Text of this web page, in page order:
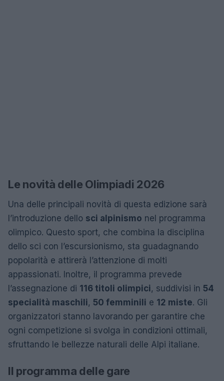
Le novità delle Olimpiadi 2026
Una delle principali novità di questa edizione sarà
l’introduzione dello sci alpinismo nel programma
olimpico. Questo sport, che combina la disciplina
dello sci con l’escursionismo, sta guadagnando
popolarità e attirerà l’attenzione di molti
appassionati. Inoltre, il programma prevede
l’assegnazione di 116 titoli olimpici, suddivisi in 54
specialità maschili, 50 femminili e 12 miste. Gli
organizzatori stanno lavorando per garantire che
ogni competizione si svolga in condizioni ottimali,
sfruttando le bellezze naturali delle Alpi italiane.
Il programma delle gare